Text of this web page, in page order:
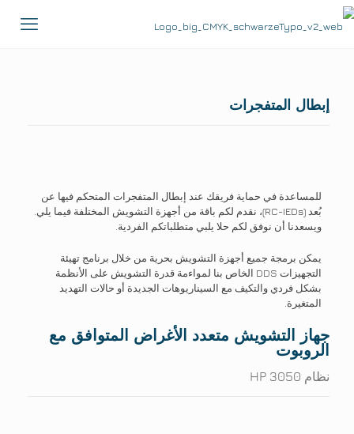
إبطال المتفجرات
للمساعدة في حماية فريقك عند إبطال المتفجرات المتحكم فيها عن
بُعد (RC-IEDs)، نقدم لكم باقة من أجهزة التشويش المختلفة فيما يلي.
ويسعدنا أن نوفق لكم حلا يلبي متطلباتكم الفردية.
يمكن برمجة جميع أجهزة التشويش بحرية من خلال برنامج تهيئة
التجهيزات DDS الخاص بنا لمواءمة قدرة التشويش على الأنظمة
بشكل فردي والتكيف مع السيناريوهات الجديدة أو حالات التهديد
المتغيرة.
جهاز التشويش متعدد الأغراض المتوافق مع
الروبوت
نظام HP 3050